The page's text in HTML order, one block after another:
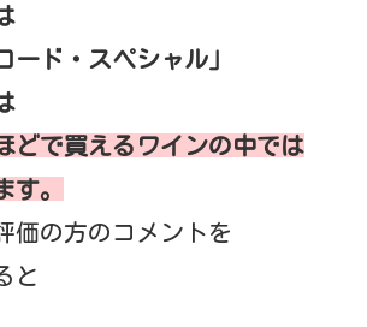
ード・スペシャル」
どで買えるワインの中では
す。
価の方のコメントを
と